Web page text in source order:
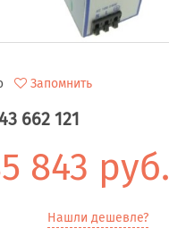
Запомнить
662 121
843 руб.
Нашли дешевле?